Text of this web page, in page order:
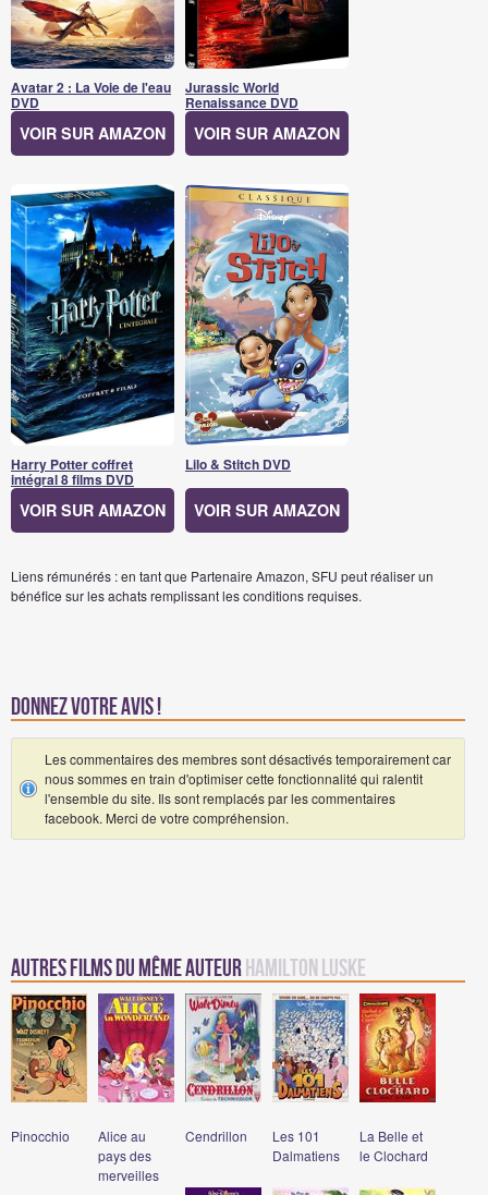
Avatar 2 : La Voie de l'eau
DVD
VOIR SUR AMAZON
Jurassic World
Renaissance DVD
VOIR SUR AMAZON
Harry Potter coffret
intégral 8 films DVD
VOIR SUR AMAZON
Lilo & Stitch DVD
VOIR SUR AMAZON
Liens rémunérés : en tant que Partenaire Amazon, SFU peut réaliser un
bénéfice sur les achats remplissant les conditions requises.
Donnez votre avis !
Les commentaires des membres sont désactivés temporairement car
nous sommes en train d'optimiser cette fonctionnalité qui ralentit
l'ensemble du site. Ils sont remplacés par les commentaires
facebook. Merci de votre compréhension.
Autres Films du même auteur Hamilton Luske
Pinocchio
Alice au
pays des
merveilles
Cendrillon
Les 101
Dalmatiens
La Belle et
le Clochard